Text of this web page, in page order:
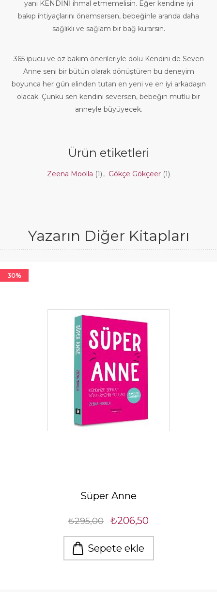
yani KENDİNİ ihmal etmemelisin. Eğer kendine iyi
bakıp ihtiyaçlarını önemsersen, bebeğinle aranda daha
sağlıklı ve sağlam bir bağ kurarsın.
365 ipucu ve öz bakım önerileriyle dolu Kendini de Seven
Anne seni bir bütün olarak dönüştüren bu deneyim
boyunca her gün elinden tutan en yeni ve en iyi arkadaşın
olacak. Çünkü sen kendini seversen, bebeğin mutlu bir
anneyle büyüyecek.
Ürün etiketleri
Zeena Moolla (1) , Gökçe Gökçeer (1)
Yazarın Diğer Kitapları
30%
Süper Anne
₺295,00 ₺206,50
Sepete ekle